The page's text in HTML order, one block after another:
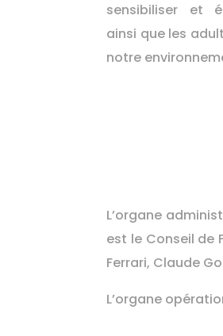
sensibiliser et
ainsi que les
notre
L’organe
est le Conseil de
Ferrari, Claude
L’organe